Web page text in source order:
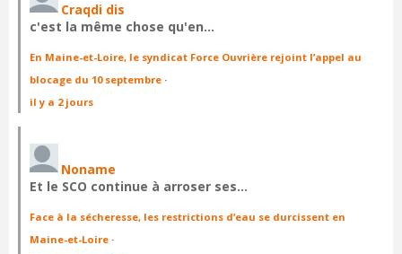
Craqdi dis
c'est la même chose qu'en…
En Maine-et-Loire, le syndicat Force Ouvrière rejoint l’appel au
blocage du 10 septembre ·
il y a 2 jours
Noname
Et le SCO continue à arroser ses…
Face à la sécheresse, les restrictions d’eau se durcissent en
Maine-et-Loire ·